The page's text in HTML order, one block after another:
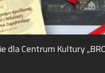
Centrum Kultury